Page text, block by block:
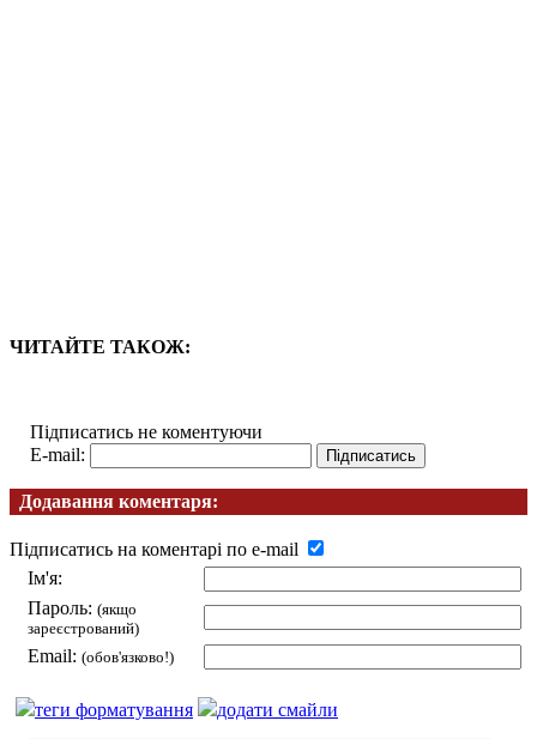
ЧИТАЙТЕ ТАКОЖ:
Підписатись не коментуючи
E-mail:
Додавання коментаря:
Підписатись на коментарі по e-mail
Ім'я:
Пароль: (якщо
зареєстрований)
Email: (обов'язково!)
теги форматування додати смайли